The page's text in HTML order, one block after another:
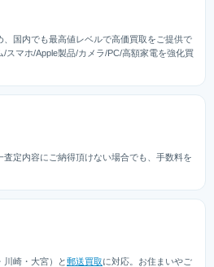
国内でも最高値レベルで高価買取をご提供で
/スマホ/Apple製品/カメラ/PC/高額家電を強化買
定内容にご納得頂けない場合でも、手数料を
川崎・大宮）と郵送買取に対応。お住まいやご